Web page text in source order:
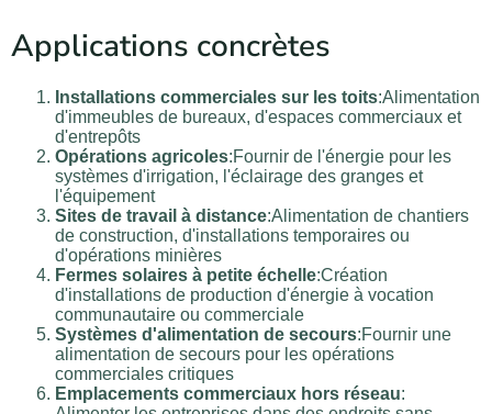
Applications concrètes
Installations commerciales sur les toits:Alimentation
d'immeubles de bureaux, d'espaces commerciaux et
d'entrepôts
Opérations agricoles:Fournir de l'énergie pour les
systèmes d'irrigation, l'éclairage des granges et
l'équipement
Sites de travail à distance:Alimentation de chantiers
de construction, d'installations temporaires ou
d'opérations minières
Fermes solaires à petite échelle:Création
d'installations de production d'énergie à vocation
communautaire ou commerciale
Systèmes d'alimentation de secours:Fournir une
alimentation de secours pour les opérations
commerciales critiques
Emplacements commerciaux hors réseau: